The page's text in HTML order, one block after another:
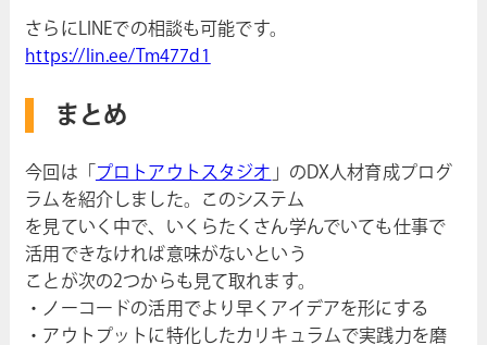
さらにLINEでの相談も可能です。
https://lin.ee/Tm477d1
まとめ
今回は「 プロトアウトスタジオ 」のDX人材育成プログ
ラムを紹介しました。このシステム
を見ていく中で、いくらたくさん学んでいても仕事で
活用できなければ意味がないという
ことが次の2つからも見て取れます。
・ノーコードの活用でより早くアイデアを形にする
・アウトプットに特化したカリキュラムで実践力を磨